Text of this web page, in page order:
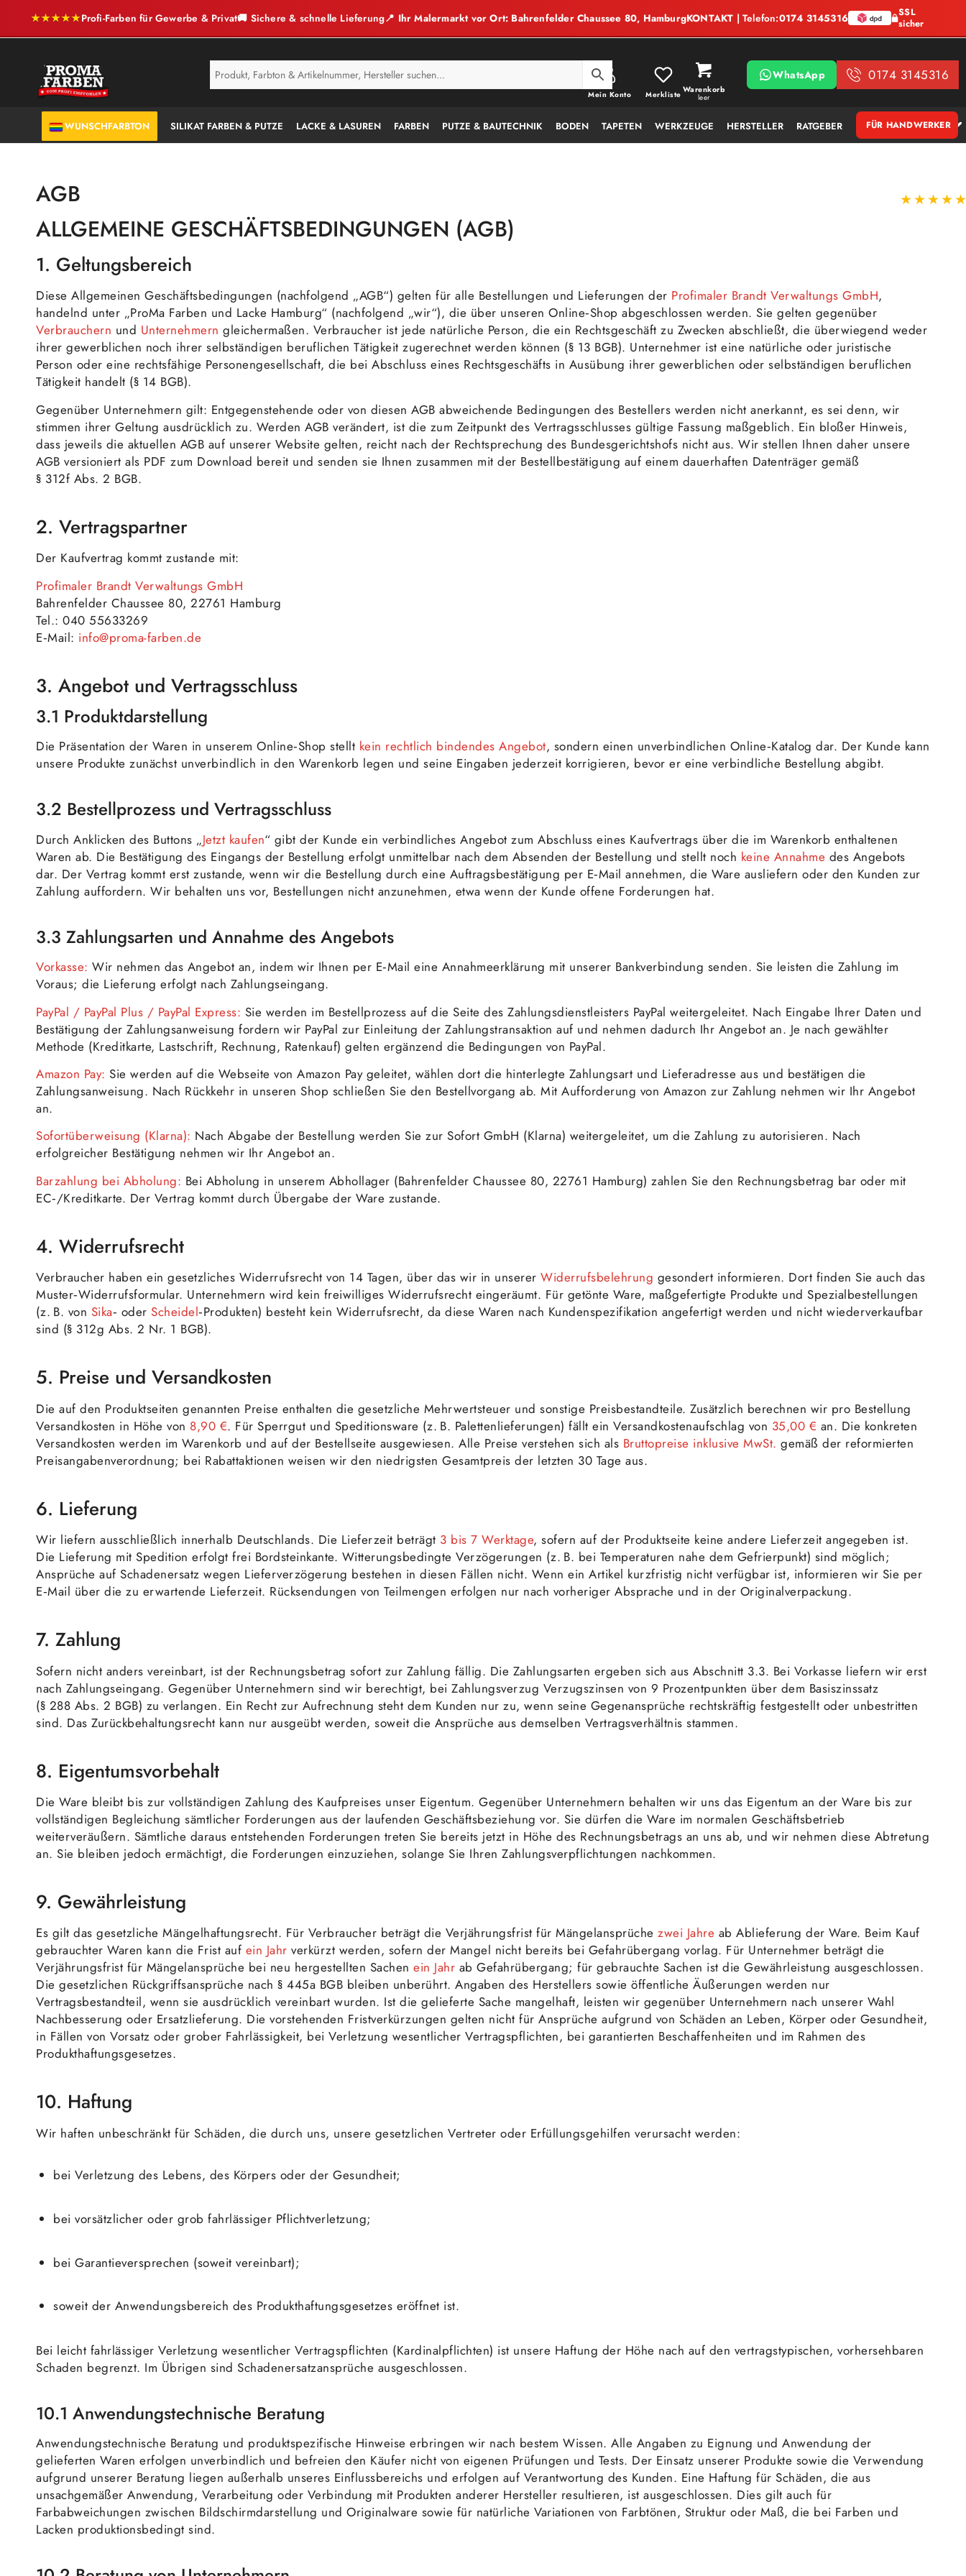
★★★★★Profi-Farben für Gewerbe & Privat🚚 Sichere & schnelle Lieferung📍 Ihr Malermarkt vor Ort: Bahrenfelder Chaussee 80, HamburgKONTAKT | Telefon:0174 3145316
SSL
sicher
Warenkorb
leer
Mein Konto Merkliste
WhatsApp 0174 3145316
SERVICE
ANTI-SCHIMMEL
WUNSCHFARBTON SILIKAT FARBEN & PUTZE LACKE & LASUREN FARBEN PUTZE & BAUTECHNIK BODEN TAPETEN WERKZEUGE HERSTELLER RATGEBER FÜR HANDWERKER
AGB
ALLGEMEINE GESCHÄFTSBEDINGUNGEN (AGB)
1. Geltungsbereich
Diese Allgemeinen Geschäftsbedingungen (nachfolgend „AGB“) gelten für alle Bestellungen und Lieferungen der Profimaler Brandt Verwaltungs GmbH,
handelnd unter „ProMa Farben und Lacke Hamburg“ (nachfolgend „wir“), die über unseren Online‑Shop abgeschlossen werden. Sie gelten gegenüber
Verbrauchern und Unternehmern gleichermaßen. Verbraucher ist jede natürliche Person, die ein Rechtsgeschäft zu Zwecken abschließt, die überwiegend weder
ihrer gewerblichen noch ihrer selbständigen beruflichen Tätigkeit zugerechnet werden können (§ 13 BGB). Unternehmer ist eine natürliche oder juristische
Person oder eine rechtsfähige Personengesellschaft, die bei Abschluss eines Rechtsgeschäfts in Ausübung ihrer gewerblichen oder selbständigen beruflichen
Tätigkeit handelt (§ 14 BGB).
Gegenüber Unternehmern gilt: Entgegenstehende oder von diesen AGB abweichende Bedingungen des Bestellers werden nicht anerkannt, es sei denn, wir
stimmen ihrer Geltung ausdrücklich zu. Werden AGB verändert, ist die zum Zeitpunkt des Vertragsschlusses gültige Fassung maßgeblich. Ein bloßer Hinweis,
dass jeweils die aktuellen AGB auf unserer Website gelten, reicht nach der Rechtsprechung des Bundesgerichtshofs nicht aus. Wir stellen Ihnen daher unsere
AGB versioniert als PDF zum Download bereit und senden sie Ihnen zusammen mit der Bestellbestätigung auf einem dauerhaften Datenträger gemäß
§ 312f Abs. 2 BGB.
2. Vertragspartner
Der Kaufvertrag kommt zustande mit:
Profimaler Brandt Verwaltungs GmbH
Bahrenfelder Chaussee 80, 22761 Hamburg
Tel.: 040 55633269
E‑Mail: info@proma-farben.de
3. Angebot und Vertragsschluss
3.1 Produktdarstellung
Die Präsentation der Waren in unserem Online‑Shop stellt kein rechtlich bindendes Angebot, sondern einen unverbindlichen Online‑Katalog dar. Der Kunde kann
unsere Produkte zunächst unverbindlich in den Warenkorb legen und seine Eingaben jederzeit korrigieren, bevor er eine verbindliche Bestellung abgibt.
3.2 Bestellprozess und Vertragsschluss
Durch Anklicken des Buttons „Jetzt kaufen“ gibt der Kunde ein verbindliches Angebot zum Abschluss eines Kaufvertrags über die im Warenkorb enthaltenen
Waren ab. Die Bestätigung des Eingangs der Bestellung erfolgt unmittelbar nach dem Absenden der Bestellung und stellt noch keine Annahme des Angebots
dar. Der Vertrag kommt erst zustande, wenn wir die Bestellung durch eine Auftragsbestätigung per E‑Mail annehmen, die Ware ausliefern oder den Kunden zur
Zahlung auffordern. Wir behalten uns vor, Bestellungen nicht anzunehmen, etwa wenn der Kunde offene Forderungen hat.
3.3 Zahlungsarten und Annahme des Angebots
Vorkasse: Wir nehmen das Angebot an, indem wir Ihnen per E‑Mail eine Annahmeerklärung mit unserer Bankverbindung senden. Sie leisten die Zahlung im
Voraus; die Lieferung erfolgt nach Zahlungseingang.
PayPal / PayPal Plus / PayPal Express: Sie werden im Bestellprozess auf die Seite des Zahlungsdienstleisters PayPal weitergeleitet. Nach Eingabe Ihrer Daten und
Bestätigung der Zahlungsanweisung fordern wir PayPal zur Einleitung der Zahlungstransaktion auf und nehmen dadurch Ihr Angebot an. Je nach gewählter
Methode (Kreditkarte, Lastschrift, Rechnung, Ratenkauf) gelten ergänzend die Bedingungen von PayPal.
Amazon Pay: Sie werden auf die Webseite von Amazon Pay geleitet, wählen dort die hinterlegte Zahlungsart und Lieferadresse aus und bestätigen die
Zahlungsanweisung. Nach Rückkehr in unseren Shop schließen Sie den Bestellvorgang ab. Mit Aufforderung von Amazon zur Zahlung nehmen wir Ihr Angebot
an.
Sofortüberweisung (Klarna): Nach Abgabe der Bestellung werden Sie zur Sofort GmbH (Klarna) weitergeleitet, um die Zahlung zu autorisieren. Nach
erfolgreicher Bestätigung nehmen wir Ihr Angebot an.
Barzahlung bei Abholung: Bei Abholung in unserem Abhollager (Bahrenfelder Chaussee 80, 22761 Hamburg) zahlen Sie den Rechnungsbetrag bar oder mit
EC‑/Kreditkarte. Der Vertrag kommt durch Übergabe der Ware zustande.
4. Widerrufsrecht
Verbraucher haben ein gesetzliches Widerrufsrecht von 14 Tagen, über das wir in unserer Widerrufsbelehrung gesondert informieren. Dort finden Sie auch das
Muster‑Widerrufsformular. Unternehmern wird kein freiwilliges Widerrufsrecht eingeräumt. Für getönte Ware, maßgefertigte Produkte und Spezial­bestellungen
(z. B. von Sika‑ oder Scheidel‑Produkten) besteht kein Widerrufsrecht, da diese Waren nach Kundenspezifikation angefertigt werden und nicht wiederverkaufbar
sind (§ 312g Abs. 2 Nr. 1 BGB).
5. Preise und Versandkosten
Die auf den Produktseiten genannten Preise enthalten die gesetzliche Mehrwertsteuer und sonstige Preisbestandteile. Zusätzlich berechnen wir pro Bestellung
Versandkosten in Höhe von 8,90 €. Für Sperrgut und Speditionsware (z. B. Palettenlieferungen) fällt ein Versandkostenaufschlag von 35,00 € an. Die konkreten
Versandkosten werden im Warenkorb und auf der Bestellseite ausgewiesen. Alle Preise verstehen sich als Bruttopreise inklusive MwSt. gemäß der reformierten
Preisangabenverordnung; bei Rabattaktionen weisen wir den niedrigsten Gesamtpreis der letzten 30 Tage aus.
6. Lieferung
Wir liefern ausschließlich innerhalb Deutschlands. Die Lieferzeit beträgt 3 bis 7 Werktage, sofern auf der Produktseite keine andere Lieferzeit angegeben ist.
Die Lieferung mit Spedition erfolgt frei Bordsteinkante. Witterungsbedingte Verzögerungen (z. B. bei Temperaturen nahe dem Gefrierpunkt) sind möglich;
Ansprüche auf Schadenersatz wegen Lieferverzögerung bestehen in diesen Fällen nicht. Wenn ein Artikel kurzfristig nicht verfügbar ist, informieren wir Sie per
E‑Mail über die zu erwartende Lieferzeit. Rücksendungen von Teilmengen erfolgen nur nach vorheriger Absprache und in der Originalverpackung.
7. Zahlung
Sofern nicht anders vereinbart, ist der Rechnungsbetrag sofort zur Zahlung fällig. Die Zahlungsarten ergeben sich aus Abschnitt 3.3. Bei Vorkasse liefern wir erst
nach Zahlungseingang. Gegenüber Unternehmern sind wir berechtigt, bei Zahlungsverzug Verzugszinsen von 9 Prozentpunkten über dem Basiszinssatz
(§ 288 Abs. 2 BGB) zu verlangen. Ein Recht zur Aufrechnung steht dem Kunden nur zu, wenn seine Gegenansprüche rechtskräftig festgestellt oder unbestritten
sind. Das Zurückbehaltungsrecht kann nur ausgeübt werden, soweit die Ansprüche aus demselben Vertragsverhältnis stammen.
8. Eigentumsvorbehalt
Die Ware bleibt bis zur vollständigen Zahlung des Kaufpreises unser Eigentum. Gegenüber Unternehmern behalten wir uns das Eigentum an der Ware bis zur
vollständigen Begleichung sämtlicher Forderungen aus der laufenden Geschäftsbeziehung vor. Sie dürfen die Ware im normalen Geschäftsbetrieb
weiterveräußern. Sämtliche daraus entstehenden Forderungen treten Sie bereits jetzt in Höhe des Rechnungsbetrags an uns ab, und wir nehmen diese Abtretung
an. Sie bleiben jedoch ermächtigt, die Forderungen einzuziehen, solange Sie Ihren Zahlungsverpflichtungen nachkommen.
9. Gewährleistung
Es gilt das gesetzliche Mängelhaftungsrecht. Für Verbraucher beträgt die Verjährungsfrist für Mängelansprüche zwei Jahre ab Ablieferung der Ware. Beim Kauf
gebrauchter Waren kann die Frist auf ein Jahr verkürzt werden, sofern der Mangel nicht bereits bei Gefahrübergang vorlag. Für Unternehmer beträgt die
Verjährungsfrist für Mängelansprüche bei neu hergestellten Sachen ein Jahr ab Gefahrübergang; für gebrauchte Sachen ist die Gewährleistung ausgeschlossen.
Die gesetzlichen Rückgriffsansprüche nach § 445a BGB bleiben unberührt. Angaben des Herstellers sowie öffentliche Äußerungen werden nur
Vertragsbestandteil, wenn sie ausdrücklich vereinbart wurden. Ist die gelieferte Sache mangelhaft, leisten wir gegenüber Unternehmern nach unserer Wahl
Nachbesserung oder Ersatzlieferung. Die vorstehenden Fristverkürzungen gelten nicht für Ansprüche aufgrund von Schäden an Leben, Körper oder Gesundheit,
in Fällen von Vorsatz oder grober Fahrlässigkeit, bei Verletzung wesentlicher Vertragspflichten, bei garantierten Beschaffenheiten und im Rahmen des
Produkthaftungsgesetzes.
10. Haftung
Wir haften unbeschränkt für Schäden, die durch uns, unsere gesetzlichen Vertreter oder Erfüllungsgehilfen verursacht werden:
bei Verletzung des Lebens, des Körpers oder der Gesundheit;
bei vorsätzlicher oder grob fahrlässiger Pflichtverletzung;
bei Garantieversprechen (soweit vereinbart);
soweit der Anwendungsbereich des Produkthaftungsgesetzes eröffnet ist.
Bei leicht fahrlässiger Verletzung wesentlicher Vertragspflichten (Kardinalpflichten) ist unsere Haftung der Höhe nach auf den vertragstypischen, vorhersehbaren
Schaden begrenzt. Im Übrigen sind Schadenersatzansprüche ausgeschlossen.
10.1 Anwendungstechnische Beratung
Anwendungstechnische Beratung und produktspezifische Hinweise erbringen wir nach bestem Wissen. Alle Angaben zu Eignung und Anwendung der
gelieferten Waren erfolgen unverbindlich und befreien den Käufer nicht von eigenen Prüfungen und Tests. Der Einsatz unserer Produkte sowie die Verwendung
aufgrund unserer Beratung liegen außerhalb unseres Einflussbereichs und erfolgen auf Verantwortung des Kunden. Eine Haftung für Schäden, die aus
unsachgemäßer Anwendung, Verarbeitung oder Verbindung mit Produkten anderer Hersteller resultieren, ist ausgeschlossen. Dies gilt auch für
Farbabweichungen zwischen Bildschirmdarstellung und Originalware sowie für natürliche Variationen von Farbtönen, Struktur oder Maß, die bei Farben und
Lacken produktionsbedingt sind.